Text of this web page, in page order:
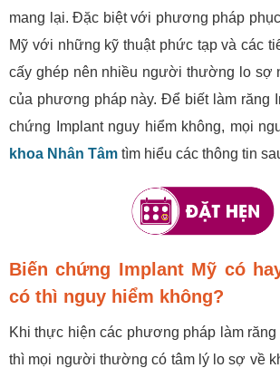
mang lại. Đặc biệt với phương pháp
Mỹ với những kỹ thuật phức tạp và các
cấy ghép nên nhiều người thường lo sợ
của phương pháp này. Để biết làm răng
chứng Implant nguy hiểm không, mọi
khoa Nhân Tâm tìm hiểu các thông tin
Biến chứng Implant Mỹ có
có thì nguy hiểm không?
Khi thực hiện các phương pháp làm răng
thì mọi người thường có tâm lý lo sợ về